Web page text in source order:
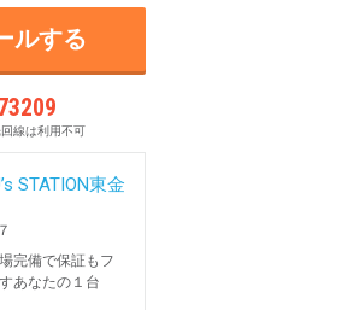
ルする
線は利用不可
STATION東金
完備で保証もフ
あなたの１台